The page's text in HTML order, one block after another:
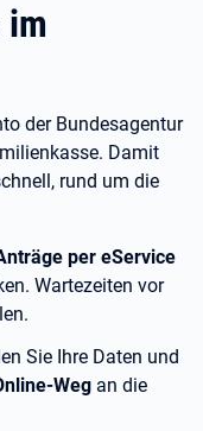
der Bundesagentur
Damit
rund um die
per eService
Wartezeiten vor
Sie Ihre Daten und
Weg an die